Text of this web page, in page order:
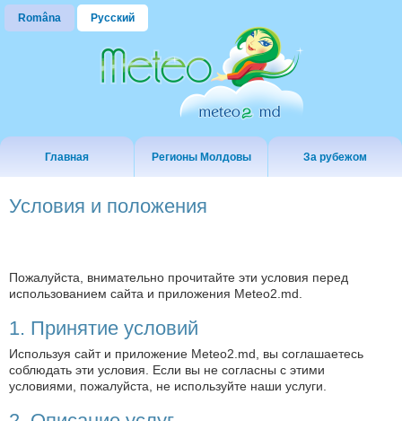
Româna Русский
Главная Регионы Молдовы За рубежом
Условия и положения
Пожалуйста, внимательно прочитайте эти условия перед
использованием сайта и приложения Meteo2.md.
1. Принятие условий
Используя сайт и приложение Meteo2.md, вы соглашаетесь
соблюдать эти условия. Если вы не согласны с этими
условиями, пожалуйста, не используйте наши услуги.